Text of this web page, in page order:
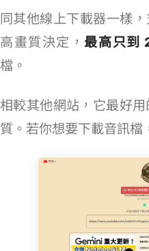
同其他線上下載器一樣，
高畫質決定，最高只到
檔。
相較其他網站，它最好用的是支援轉檔 MP3/M4A/
質。若你想要下載音訊檔，